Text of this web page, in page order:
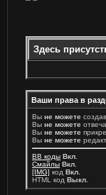
Здесь
Ваши права в
Вы не можете
Вы не можете
Вы не можете
Вы не можете
BB коды Вкл.
Смайлы Вкл.
[IMG] код Вкл.
HTML код Выкл.